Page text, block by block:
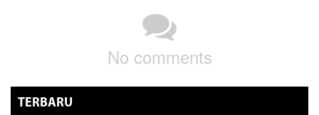
No comments
TERBARU